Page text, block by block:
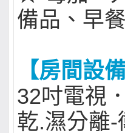
備品、早
【房間設備
32吋電視
乾.濕分離-